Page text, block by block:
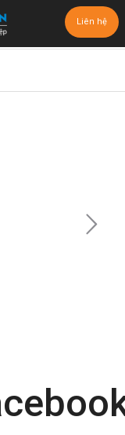
Liên hệ